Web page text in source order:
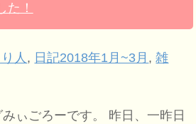
た！
人 , 日記2018年1月~3月 ,雑
ぃごろーです。 昨日、一昨日